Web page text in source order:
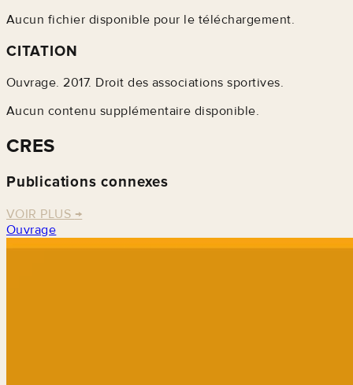
Aucun fichier disponible pour le téléchargement.
CITATION
Ouvrage. 2017. Droit des associations sportives.
Aucun contenu supplémentaire disponible.
CRES
Publications connexes
VOIR PLUS →
Ouvrage